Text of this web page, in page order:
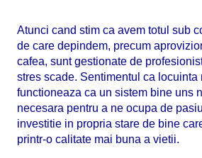
Atunci cand stim ca avem totul sub
de care depindem, precum
cafea, sunt gestionate de
stres scade. Sentimentul ca locuinta
functioneaza ca un sistem bine uns
necesara pentru a ne ocupa de
investitie in propria stare de bine
printr-o calitate mai buna a vietii.